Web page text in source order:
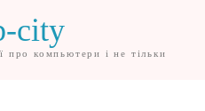
city
про компьютери і не тільки